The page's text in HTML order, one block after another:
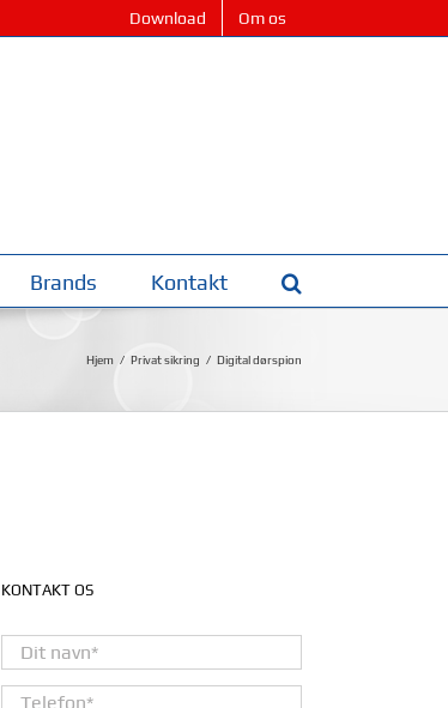
Download Om os
Brands Kontakt
Hjem Privat sikring Digital dørspion
KONTAKT OS